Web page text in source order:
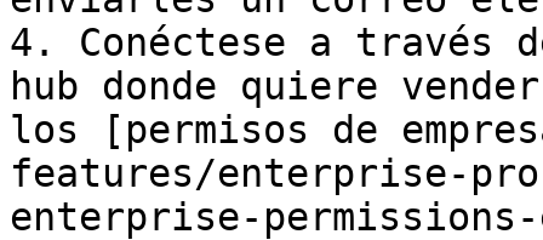
4. Conéctese a través
hub donde quiere
los [permisos de
features/enterprise-
enterprise-